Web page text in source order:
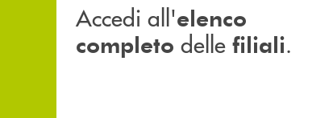
Accedi all'elenco
completo delle filiali.